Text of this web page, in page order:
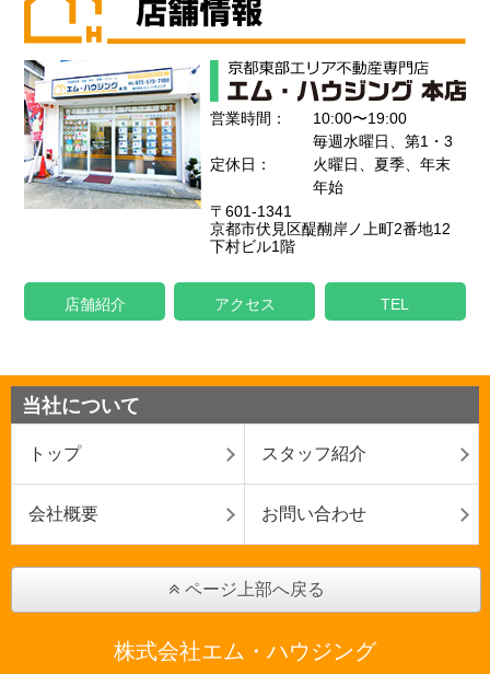
営業時間： 10:00〜19:00
定休日：
毎週水曜日、第1・3
火曜日、夏季、年末
年始
〒601-1341
京都市伏見区醍醐岸ノ上町2番地12
下村ビル1階
店舗紹介 アクセス TEL
当社について
トップ スタッフ紹介
会社概要 お問い合わせ
ページ上部へ戻る
株式会社エム・ハウジング